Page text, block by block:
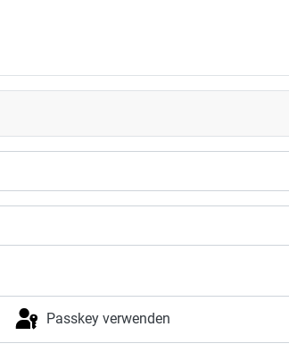
Passkey verwenden